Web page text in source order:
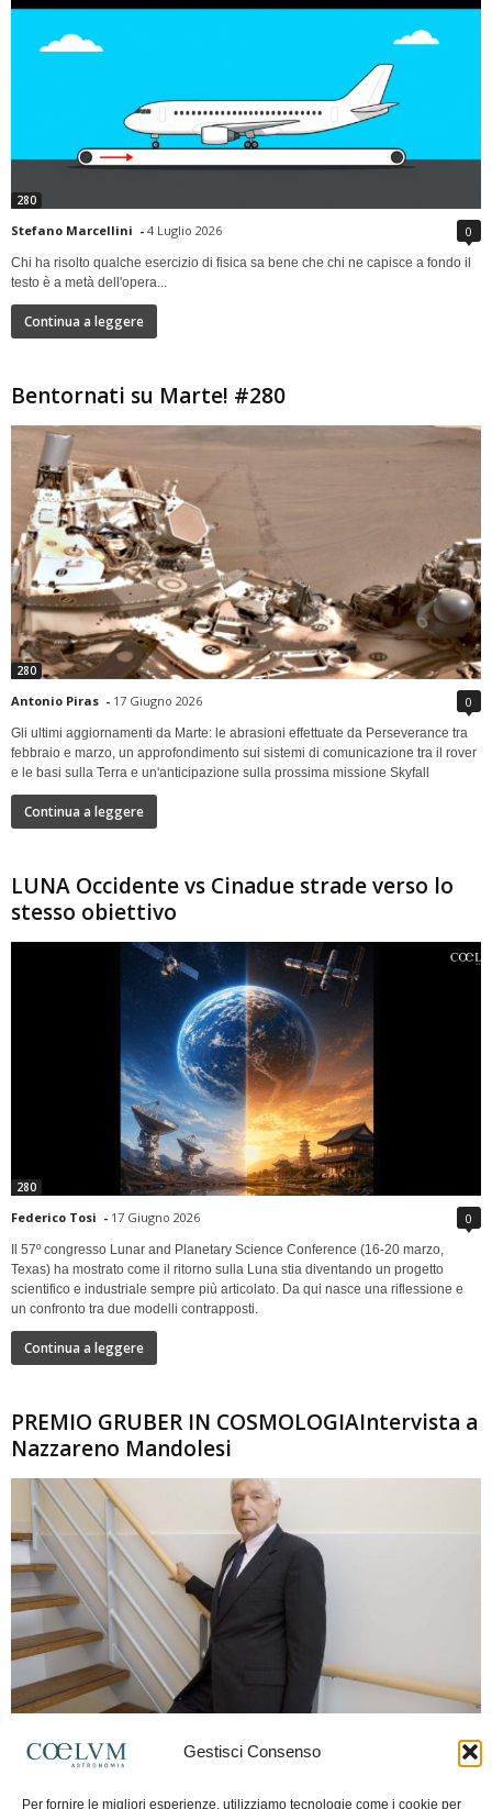
Gestisci Consenso
Per fornire le migliori esperienze, utilizziamo tecnologie come i cookie per
280
Stefano Marcellini - 4 Luglio 2026 0
Chi ha risolto qualche esercizio di fisica sa bene che chi ne capisce a fondo il
testo è a metà dell'opera...
Continua a leggere
Bentornati su Marte! #280
280
Antonio Piras - 17 Giugno 2026 0
Gli ultimi aggiornamenti da Marte: le abrasioni effettuate da Perseverance tra
febbraio e marzo, un approfondimento sui sistemi di comunicazione tra il rover
e le basi sulla Terra e un'anticipazione sulla prossima missione Skyfall
Continua a leggere
LUNA Occidente vs Cinadue strade verso lo
stesso obiettivo
280
Federico Tosi - 17 Giugno 2026 0
Il 57º congresso Lunar and Planetary Science Conference (16-20 marzo,
Texas) ha mostrato come il ritorno sulla Luna stia diventando un progetto
scientifico e industriale sempre più articolato. Da qui nasce una riflessione e
un confronto tra due modelli contrapposti.
Continua a leggere
PREMIO GRUBER IN COSMOLOGIAIntervista a
Nazzareno Mandolesi
Frida Paolella - 16 Giugno 2026 0
spaziale europea e della missione Planck. Il dialogo ripercorre i principali